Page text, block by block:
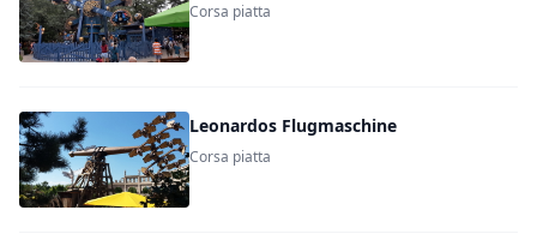
Corsa piatta
Leonardos Flugmaschine
Corsa piatta